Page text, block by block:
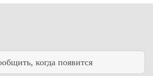
когда появится